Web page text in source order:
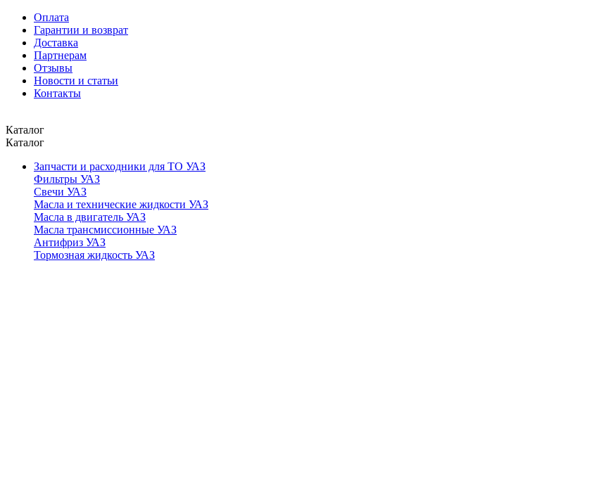
Оплата
Гарантии и возврат
Доставка
Партнерам
Отзывы
Новости и статьи
Контакты
Каталог
Каталог
Запчасти и расходники для ТО УАЗ
Фильтры УАЗ
Свечи УАЗ
Масла и технические жидкости УАЗ
Масла в двигатель УАЗ
Масла трансмиссионные УАЗ
Антифриз УАЗ
Тормозная жидкость УАЗ